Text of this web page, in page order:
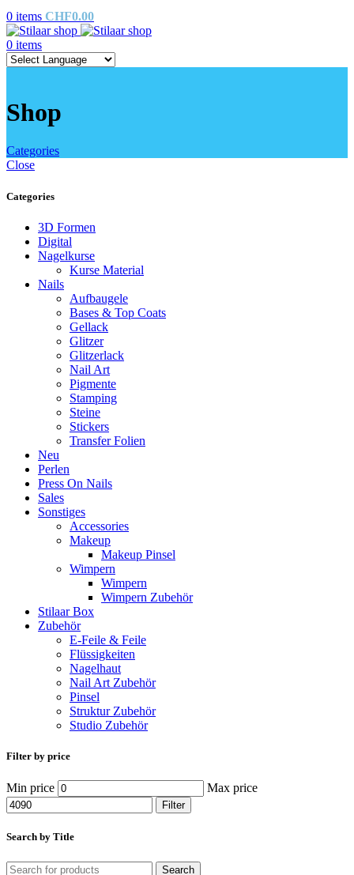
0 items CHF0.00
0 items
Shop
Categories
Close
Categories
3D Formen
Digital
Nagelkurse
Kurse Material
Nails
Aufbaugele
Bases & Top Coats
Gellack
Glitzer
Glitzerlack
Nail Art
Pigmente
Stamping
Steine
Stickers
Transfer Folien
Neu
Perlen
Press On Nails
Sales
Sonstiges
Accessories
Makeup
Makeup Pinsel
Wimpern
Wimpern
Wimpern Zubehör
Stilaar Box
Zubehör
E-Feile & Feile
Flüssigkeiten
Nagelhaut
Nail Art Zubehör
Pinsel
Struktur Zubehör
Studio Zubehör
Filter by price
Min price Max price
Filter
Search by Title
Search